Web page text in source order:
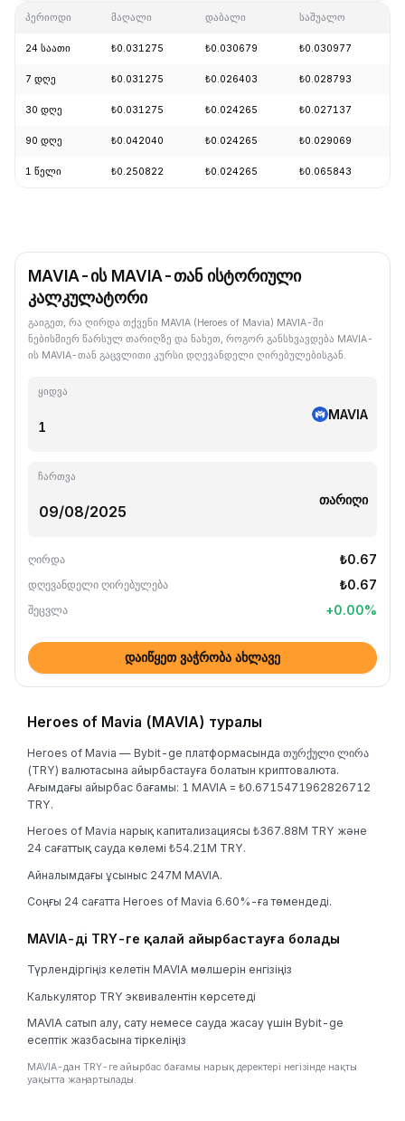
პერიოდი მაღალი დაბალი საშუალო
24 საათი ₺0.031275 ₺0.030679 ₺0.030977
7 დღე ₺0.031275 ₺0.026403 ₺0.028793
30 დღე ₺0.031275 ₺0.024265 ₺0.027137
90 დღე ₺0.042040 ₺0.024265 ₺0.029069
1 წელი ₺0.250822 ₺0.024265 ₺0.065843
MAVIA-ის MAVIA-თან ისტორიული
კალკულატორი
გაიგეთ, რა ღირდა თქვენი MAVIA (Heroes of Mavia) MAVIA-ში
ნებისმიერ წარსულ თარიღზე და ნახეთ, როგორ განსხვავდება MAVIA-
ის MAVIA-თან გაცვლითი კურსი დღევანდელი ღირებულებისგან.
ყიდვა
MAVIA
ჩართვა
თარიღი
ღირდა ₺0.67
დღევანდელი ღირებულება ₺0.67
შეცვლა +0.00%
დაიწყეთ ვაჭრობა ახლავე
Heroes of Mavia (MAVIA) туралы
Heroes of Mavia — Bybit-ge платформасында თურქული ლირა
(TRY) валютасына айырбастауға болатын криптовалюта.
Ағымдағы айырбас бағамы: 1 MAVIA = ₺0.6715471962826712
TRY.
Heroes of Mavia нарық капитализациясы ₺367.88M TRY және
24 сағаттық сауда көлемі ₺54.21M TRY.
Айналымдағы ұсыныс 247M MAVIA.
Соңғы 24 сағатта Heroes of Mavia 6.60%-ға төмендеді.
MAVIA-ді TRY-ге қалай айырбастауға болады
Түрлендіргіңіз келетін MAVIA мөлшерін енгізіңіз
Калькулятор TRY эквивалентін көрсетеді
MAVIA сатып алу, сату немесе сауда жасау үшін Bybit-ge
есептік жазбасына тіркеліңіз
MAVIA-дан TRY-ге айырбас бағамы нарық деректері негізінде нақты
уақытта жаңартылады.